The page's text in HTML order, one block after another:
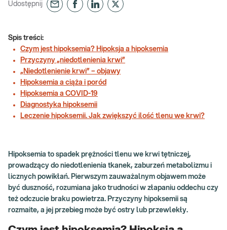
Udostępnij
Spis treści:
Czym jest hipoksemia? Hipoksja a hipoksemia
Przyczyny „niedotlenienia krwi”
„Niedotlenienie krwi” – objawy
Hipoksemia a ciąża i poród
Hipoksemia a COVID-19
Diagnostyka hipoksemii
Leczenie hipoksemii. Jak zwiększyć ilość tlenu we krwi?
Hipoksemia to spadek prężności tlenu we krwi tętniczej,
prowadzący do niedotlenienia tkanek, zaburzeń metabolizmu i
licznych powikłań. Pierwszym zauważalnym objawem może
być duszność, rozumiana jako trudności w złapaniu oddechu czy
też odczucie braku powietrza. Przyczyny hipoksemii są
rozmaite, a jej przebieg może być ostry lub przewlekły.